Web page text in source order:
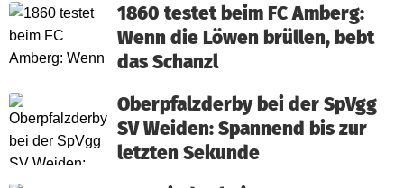
1860 testet beim FC Amberg:
Wenn die Löwen brüllen, bebt
das Schanzl
Oberpfalzderby bei der SpVgg
SV Weiden: Spannend bis zur
letzten Sekunde